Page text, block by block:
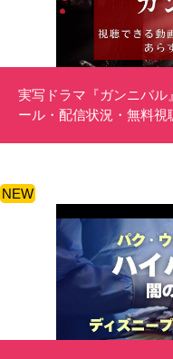
実写ドラマ『ガンニバル
ール・配信状況・無料視
NEW